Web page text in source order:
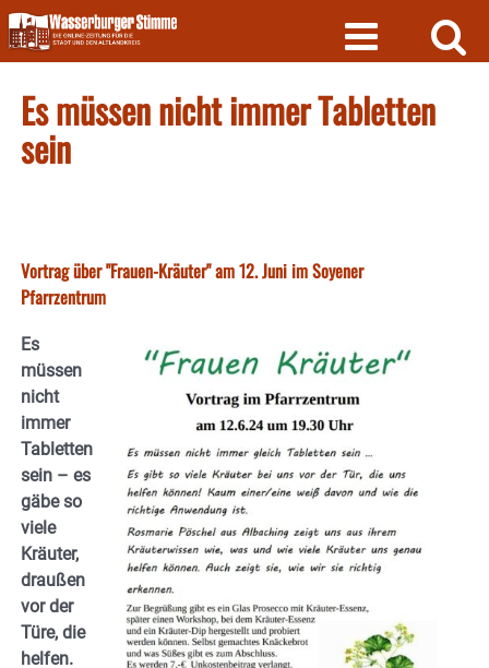
Skip
to
content
Es müssen nicht immer Tabletten
sein
Vortrag über "Frauen-Kräuter" am 12. Juni im Soyener
Pfarrzentrum
Es
müssen
nicht
immer
Tabletten
sein – es
gäbe so
viele
Kräuter,
draußen
vor der
Türe, die
helfen.